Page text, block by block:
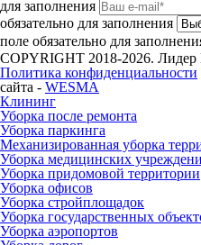
для заполнения
обязательно для заполнения
поле обязательно для
COPYRIGHT 2018-2026.
Политика конфиденциальности
сайта - WESMA
Клининг
Уборка после ремонта
Уборка паркинга
Механизированная уборка
Уборка медицинских
Уборка придомовой территории
Уборка офисов
Уборка стройплощадок
Уборка государственных
Уборка аэропортов